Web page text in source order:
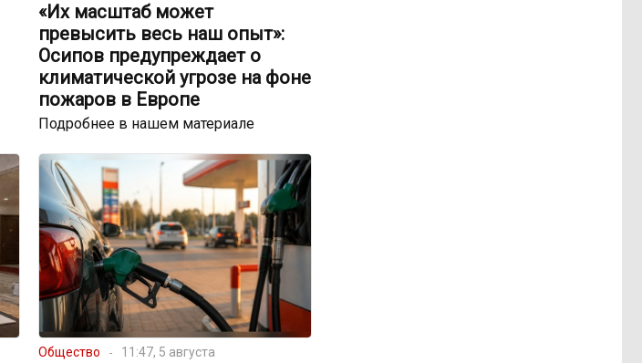
«Их масштаб может
превысить весь наш опыт»:
Осипов предупреждает о
климатической угрозе на фоне
пожаров в Европе
Подробнее в нашем материале
Общество 11:47, 5 августа